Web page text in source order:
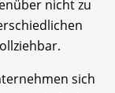
nicht zu
sich